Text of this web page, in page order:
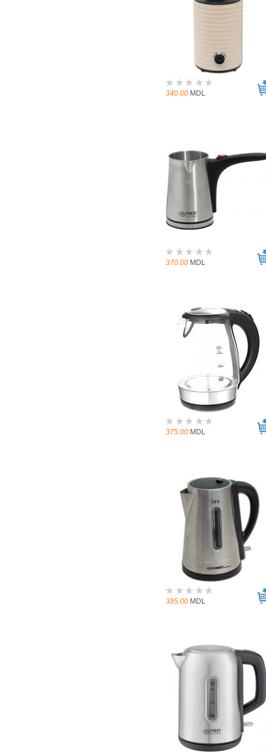
340.00 MDL
370.00 MDL
375.00 MDL
395.00 MDL